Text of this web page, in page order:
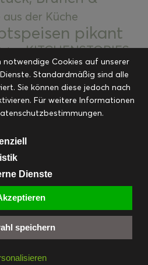
aus der Küche
pikant
KITCHENSTORIES
Desserts Kuchen und
Mitbringsel &
Kategorie Ostern Resteküche
SliderStartseite
Vorspeisen
& Suppen
& Events
PINTEREST
EMAIL
notwendige Cookies auf unserer
Standardmäßig sind alle
Sie können diese jedoch nach
Für weitere Informationen
Dienste
speichern